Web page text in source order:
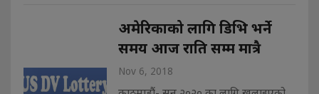
अमेरिकाको लागि डिभि भर्ने
समय आज राति सम्म मात्रै
Nov 6, 2018